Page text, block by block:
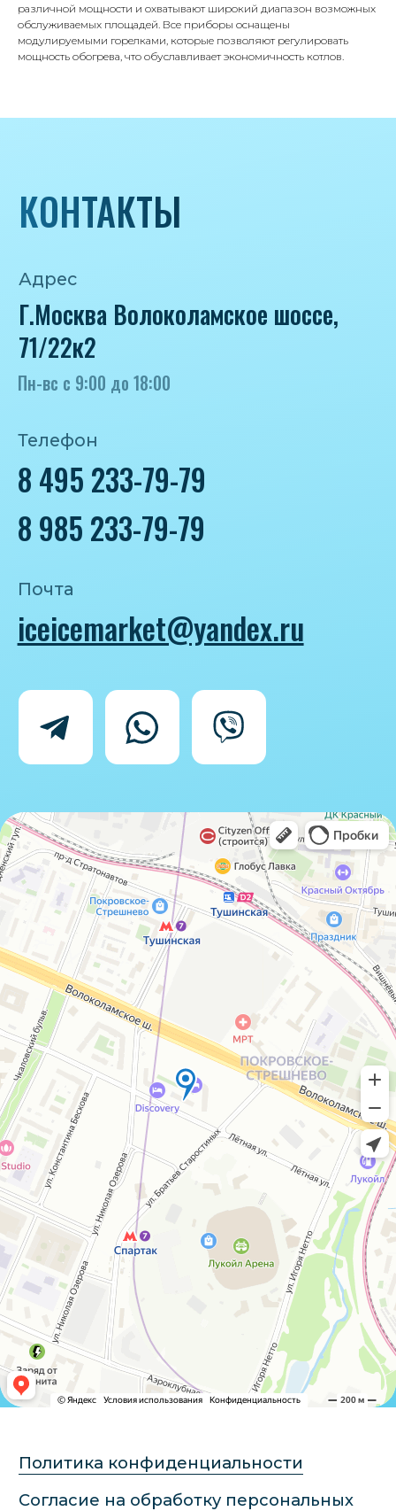
различной мощности и охватывают широкий диапазон возможных
обслуживаемых площадей. Все приборы оснащены
модулируемыми горелками, которые позволяют регулировать
мощность обогрева, что обуславливает экономичность котлов.
Согласие на обработку персональных
IceIceMarket © 2025